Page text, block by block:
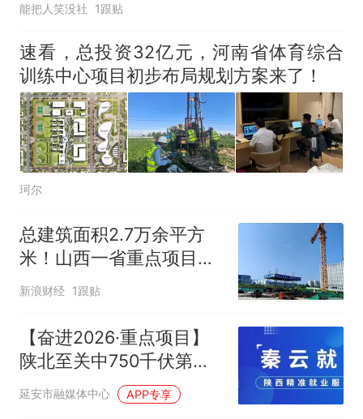
能把人笑没社 1跟贴
速看，总投资32亿元，河南省体育综合
训练中心项目初步布局规划方案来了！
珂尔
总建筑面积2.7万余平方
米！山西一省重点项目有
新进展
新浪财经 1跟贴
【奋进2026·重点项目】
陕北至关中750千伏第三
通道输变电工程南泥湾开
关站建成投运
延安市融媒体中心 APP专享